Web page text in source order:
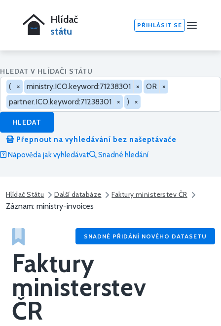
Hlídač
státu
PŘIHLÁSIT SE
HLEDAT V HLÍDAČI STÁTU
( × ministry.ICO.keyword:71238301 × OR ×
partner.ICO.keyword:71238301 × ) ×
HLEDAT
Přepnout na vyhledávání bez našeptávače
Nápověda jak vyhledávat
Snadné hledání
Hlídač Státu Další databáze Faktury ministerstev ČR
Záznam: ministry-invoices
SNADNÉ PŘIDÁNÍ NOVÉHO DATASETU
Faktury
ministerstev
ČR